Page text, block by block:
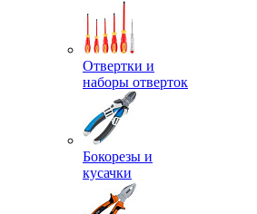
Отвертки и
наборы отверток
Бокорезы и
кусачки